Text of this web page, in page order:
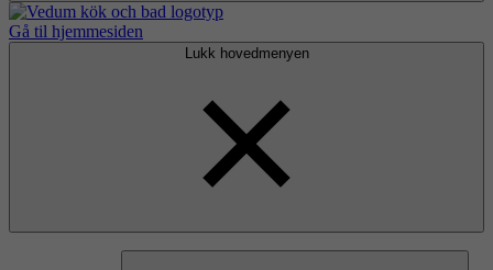
Gå til hjemmesiden
Lukk hovedmenyen